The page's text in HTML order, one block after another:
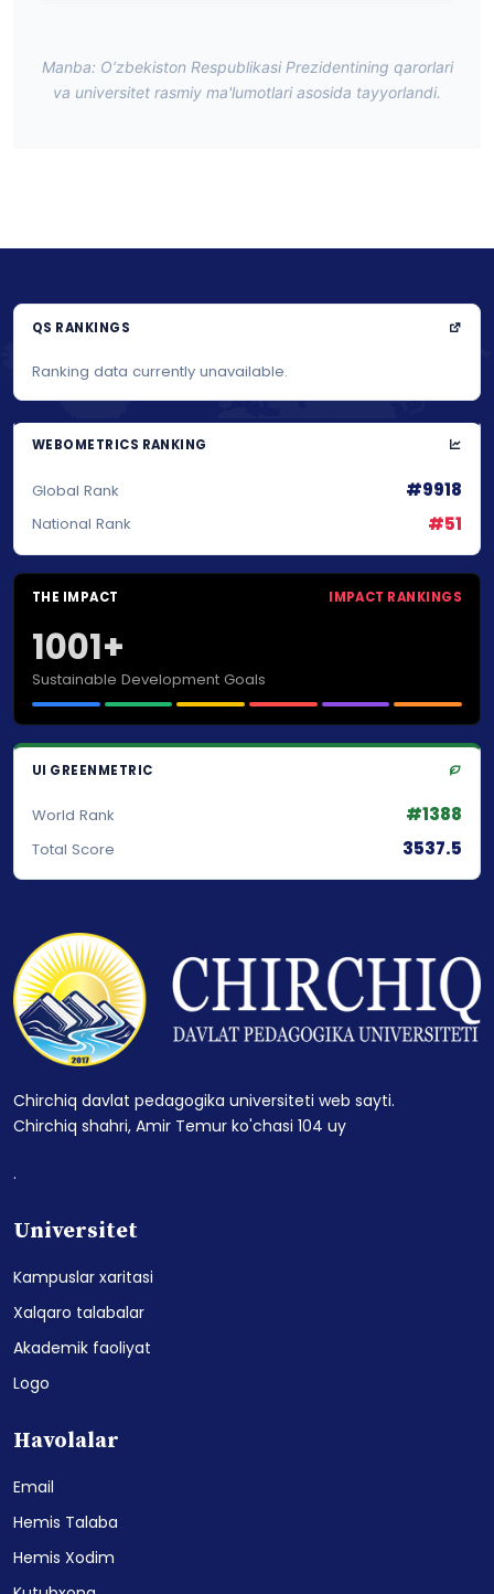
Manba: O‘zbekiston Respublikasi Prezidentining qarorlari
va universitet rasmiy ma'lumotlari asosida tayyorlandi.
QS RANKINGS
Ranking data currently unavailable.
WEBOMETRICS RANKING
Global Rank #9918
National Rank #51
THE IMPACT IMPACT RANKINGS
1001+
Sustainable Development Goals
UI GREENMETRIC
World Rank #1388
Total Score 3537.5
Chirchiq davlat pedagogika universiteti web sayti.
Chirchiq shahri, Amir Temur ko'chasi 104 uy
.
Universitet
Kampuslar xaritasi
Xalqaro talabalar
Akademik faoliyat
Logo
Havolalar
Email
Hemis Talaba
Hemis Xodim